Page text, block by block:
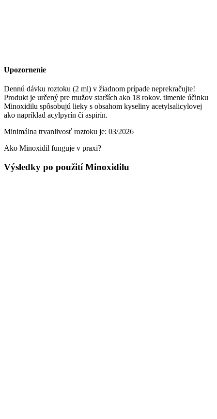
Upozornenie
Dennú dávku roztoku (2 ml) v žiadnom prípade neprekračujte!
Produkt je určený pre mužov starších ako 18 rokov. tlmenie účinku
Minoxidilu spôsobujú lieky s obsahom kyseliny acetylsalicylovej
ako napríklad acylpyrín či aspirín.
Minimálna trvanlivosť roztoku je: 03/2026
Ako Minoxidil funguje v praxi?
Výsledky po použití Minoxidilu